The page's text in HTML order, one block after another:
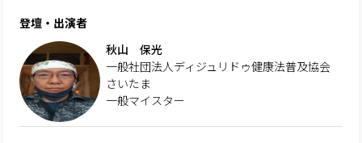
登壇・出演者
秋山 保光
一般社団法人ディジュリドゥ健康法普及協会
さいたま
一般マイスター